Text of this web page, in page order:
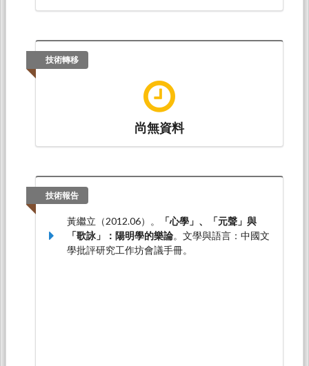
技術轉移
尚無資料
技術報告
黃繼立（2012.06）。
「心學」、「元聲」與
「歌詠」：陽明學的樂論。文學與語言：中國文
學批評研究工作坊會議手冊。